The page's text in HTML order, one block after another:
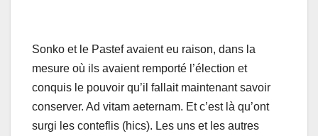
Sonko et le Pastef avaient eu raison, dans la
mesure où ils avaient remporté l’élection et
conquis le pouvoir qu’il fallait maintenant savoir
conserver. Ad vitam aeternam. Et c’est là qu’ont
surgi les conteflis (hics). Les uns et les autres